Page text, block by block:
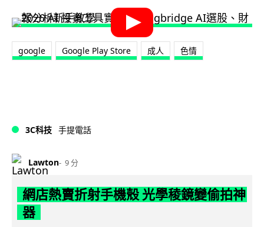
google Google Play Store 成人 色情
3C科技 手提電話
Lawton 9 分
網店熱賣折射手機殼 光學稜鏡變偷拍神
器